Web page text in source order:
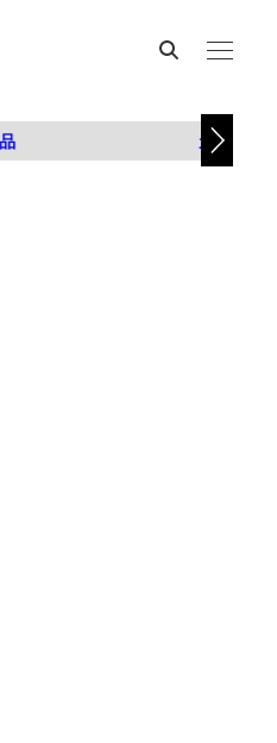
カスタム